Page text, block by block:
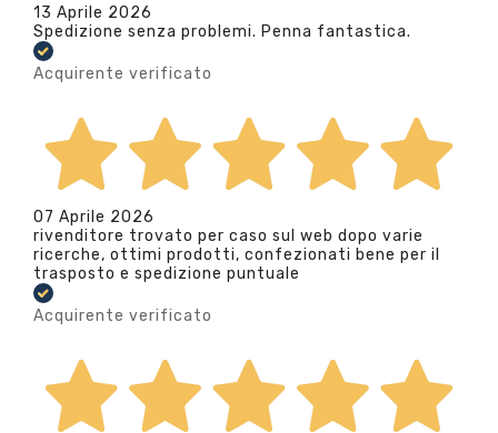
13 Aprile 2026
Spedizione senza problemi. Penna fantastica.
Acquirente verificato
07 Aprile 2026
rivenditore trovato per caso sul web dopo varie
ricerche, ottimi prodotti, confezionati bene per il
trasposto e spedizione puntuale
Acquirente verificato